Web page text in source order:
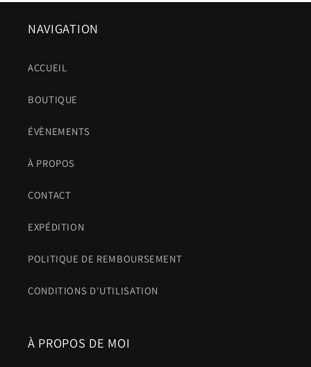
NAVIGATION
ACCUEIL
BOUTIQUE
ÉVÈNEMENTS
À PROPOS
CONTACT
EXPÉDITION
POLITIQUE DE REMBOURSEMENT
CONDITIONS D'UTILISATION
À PROPOS DE MOI